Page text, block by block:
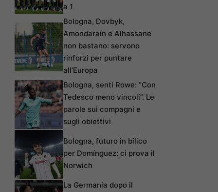
a 1
Bologna, Dovbyk,
Amondarain e Alhassane
non bastano: servono
rinforzi per puntare
all’Europa
Bologna, senti Rowe: “Con
Tedesco meno vincoli”. Le
parole sui compagni e
sugli obiettivi
Bologna, futuro in bilico
per Domínguez: ci prova il
Norwich
La Germania dopo il